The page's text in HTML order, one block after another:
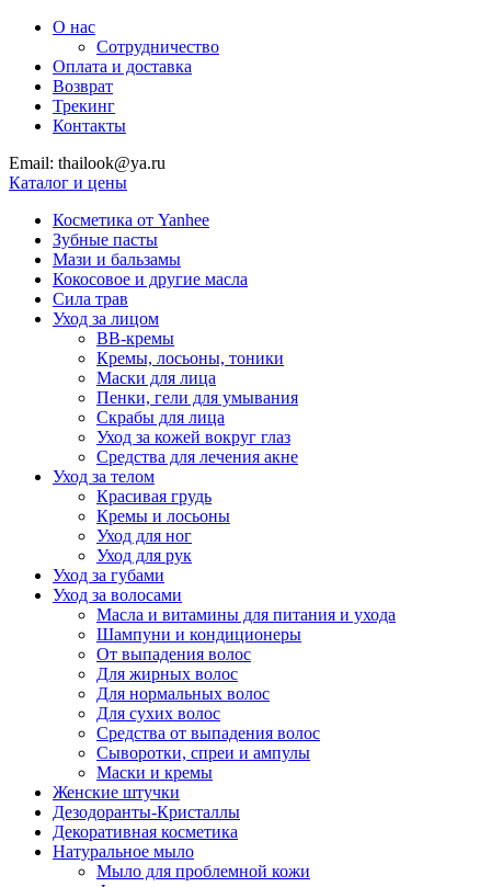
О нас
Сотрудничество
Оплата и доставка
Возврат
Трекинг
Контакты
Email: thailook@ya.ru
Каталог и цены
Косметика от Yanhee
Зубные пасты
Мази и бальзамы
Кокосовое и другие масла
Сила трав
Уход за лицом
BB-кремы
Кремы, лосьоны, тоники
Маски для лица
Пенки, гели для умывания
Скрабы для лица
Уход за кожей вокруг глаз
Средства для лечения акне
Уход за телом
Красивая грудь
Кремы и лосьоны
Уход для ног
Уход для рук
Уход за губами
Уход за волосами
Масла и витамины для питания и ухода
Шампуни и кондиционеры
От выпадения волос
Для жирных волос
Для нормальных волос
Для сухих волос
Средства от выпадения волос
Сыворотки, спреи и ампулы
Маски и кремы
Женские штучки
Дезодоранты-Кристаллы
Декоративная косметика
Натуральное мыло
Мыло для проблемной кожи